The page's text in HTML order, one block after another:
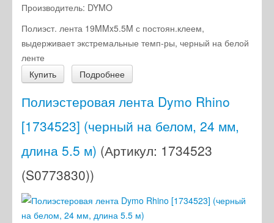
Производитель: DYMO
Полиэст. лента 19MMx5.5M с постоян.клеем,
выдерживает экстремальные темп-ры, черный на белой
ленте
Купить
Подробнее
Полиэстеровая лента Dymo Rhino
[1734523] (черный на белом, 24 мм,
длина 5.5 м) (Артикул: 1734523
(S0773830))